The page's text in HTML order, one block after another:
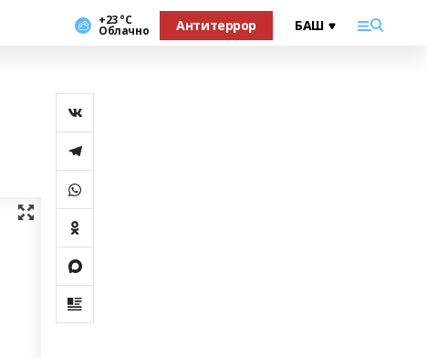
+23 °С
Облачно Антитеррор